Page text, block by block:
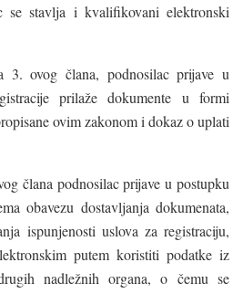
se stavlja i kvalifikovani elektronski
ovog člana, podnosilac prijave u
prilaže dokumente u formi
ovim zakonom i dokaz o uplati
člana podnosilac prijave u postupku
obavezu dostavljanja dokumenata,
ispunjenosti uslova za registraciju,
putem koristiti podatke iz
nadležnih organa, o čemu se